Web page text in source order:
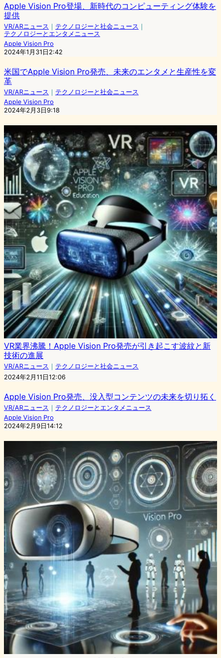
Apple Vision Pro登場、新時代のコンピューティング体験を
提供
VR/ARニュース ｜ テクノロジーと社会ニュース ｜
テクノロジーとエンタメニュース
Apple Vision Pro
2024年1月31日2:42
米国でApple Vision Pro発売、未来のエンタメと生産性を変
革
VR/ARニュース ｜ テクノロジーと社会ニュース
Apple Vision Pro
2024年2月3日9:18
VR業界沸騰！Apple Vision Pro発売が引き起こす波紋と新
技術の進展
VR/ARニュース ｜ テクノロジーと社会ニュース
2024年2月11日12:06
Apple Vision Pro発売、没入型コンテンツの未来を切り拓く
VR/ARニュース ｜ テクノロジーとエンタメニュース
Apple Vision Pro
2024年2月9日14:12